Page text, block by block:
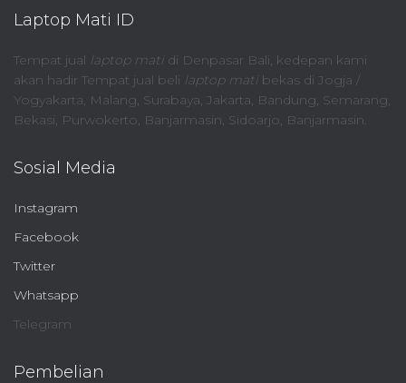
Laptop Mati ID
Tempat jual laptop matidi Denpasar Bali, kedepan kami
akan hadir Tempat jual beli laptop matibekas di Jogja /
Yogyakarta, Malang, Surabaya, Jakarta, Bandung, Semarang,
Bekasi, Purwokerto, Banjarmasin, Sidoarjo, Banjarmasin.
Sosial Media
Instagram
Facebook
Twitter
Whatsapp
Telegram
Pembelian